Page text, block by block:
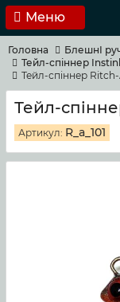
Меню
Головна БлешнI
Тейл-спiннер
Тейл-спiннер Ritch-
Тейл-
Артикул: R_a_101